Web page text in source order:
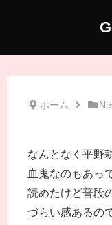
ホーム
なんとなく平野
血鬼なのもあっ
読めたけど普段
づらい感あるの